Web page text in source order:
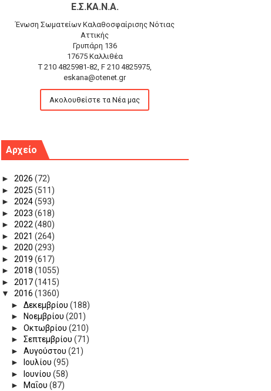
Ε.Σ.ΚΑ.Ν.Α.
Ένωση Σωματείων Καλαθοσφαίρισης Νότιας
Αττικής
Γρυπάρη 136
17675 Καλλιθέα
T 210 4825981-82, F 210 4825975,
eskana@otenet.gr
Ακολουθείστε τα Νέα μας
Αρχείο
► 2026 (72)
► 2025 (511)
► 2024(593)
► 2023 (618)
► 2022(480)
► 2021 (264)
► 2020 (293)
► 2019 (617)
► 2018 (1055)
► 2017(1415)
▼ 2016 (1360)
►Δεκεμβρίου(188)
► Νοεμβρίου(201)
►Οκτωβρίου(210)
►Σεπτεμβρίου(71)
►Αυγούστου(21)
►
Ιουλίου(95)
►
Ιουνίου(58)
► Μαΐου(87)